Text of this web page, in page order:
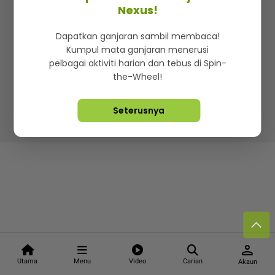
Utama Menu Video Carian
person
Akaun
Iklan di SMG360
Terma & Syarat Dasar Privasi
Lebih hot, viral dan sensasi
Hakcipta Terpelihara ©2026. Star Media Group Berhad
Nexus!
Dapatkan ganjaran sambil membaca!
Kumpul mata ganjaran menerusi
pelbagai aktiviti harian dan tebus di Spin-
the-Wheel!
Seterusnya